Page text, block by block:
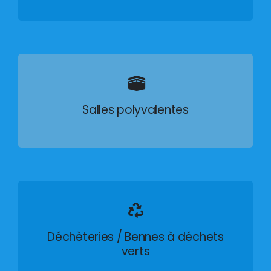
Salles polyvalentes
Déchèteries / Bennes à déchets
verts